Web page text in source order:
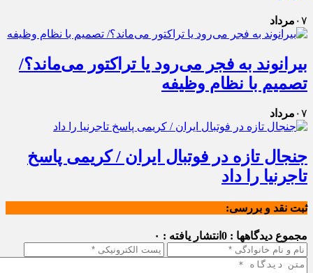
۰۷ مرداد
بیرانوند به فجر می‌رود یا تراکتور می‌ماند؟/
تصمیم با نظام وظیفه
۰۷ مرداد
جنجال تازه در فوتبال ایران / کریمی پاسخ
تاجرنیا را داد
ثبت نقد و بررسی:
مجموع دیدگاهها : 0 انتشار یافته : ۰